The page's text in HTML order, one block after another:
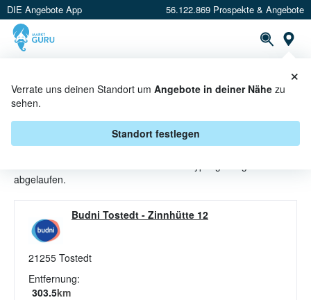
DIE Angebote App 56.122.869 Prospekte & Angebote
Verrate uns deinen Standort um Angebote in deiner Nähe zu
sehen.
Standort festlegen
×
BABYPFLEGE ANGEBOTE &
AKTIONEN BEI BUDNI
abgelaufen.
Budni Tostedt - Zinnhütte 12
21255 Tostedt
Entfernung:
303.5km